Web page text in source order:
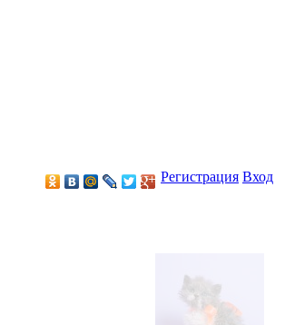
Регистрация Вход